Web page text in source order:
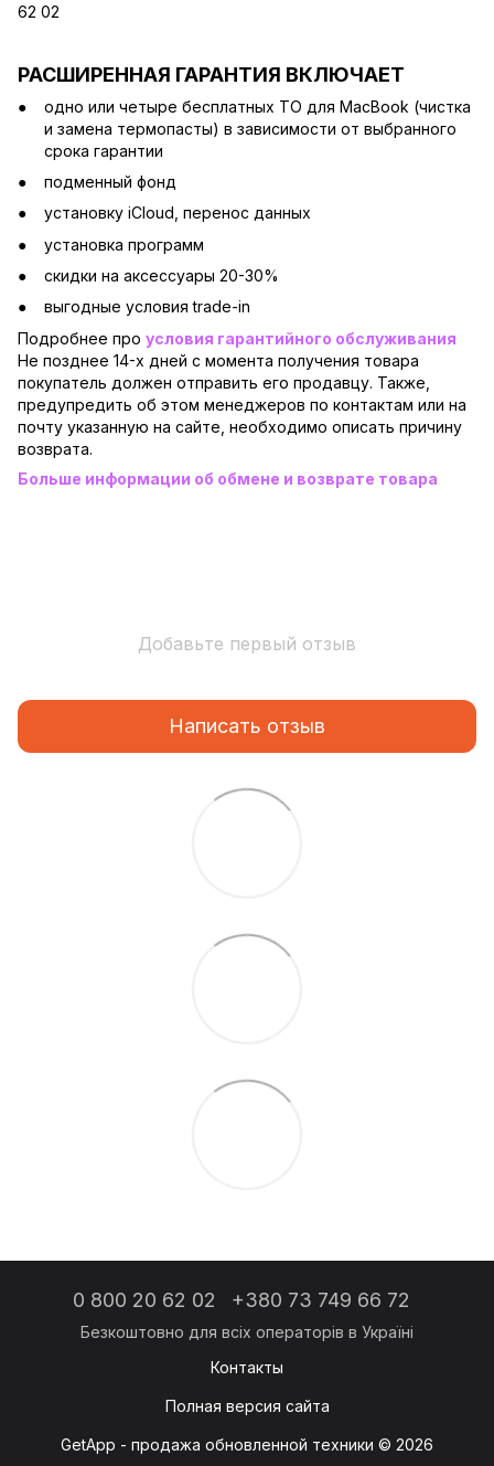
62 02
РАСШИРЕННАЯ ГАРАНТИЯ ВКЛЮЧАЕТ
одно или четыре бесплатных ТО для MacBook (чистка
и замена термопасты) в зависимости от выбранного
срока гарантии
подменный фонд
установку iCloud, перенос данных
установка программ
скидки на аксессуары 20-30%
выгодные условия trade-in
Подробнее про условия гарантийного обслуживания
Не позднее 14-х дней с момента получения товара
покупатель должен отправить его продавцу. Также,
предупредить об этом менеджеров по контактам или на
почту указанную на сайте, необходимо описать причину
возврата.
Больше информации об обмене и возврате товара
Добавьте первый отзыв
Написать отзыв
0 800 20 62 02 +380 73 749 66 72
Контакты
Полная версия сайта
GetApp - продажа обновленной техники © 2026